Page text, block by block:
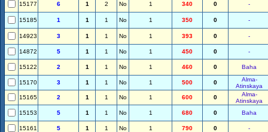
15177 6 1 2 No 1 340 0 -
15185 1 1 1 No 1 350 0 -
14923 3 1 1 No 1 393 0 -
14872 5 1 1 No 1 450 0 -
15122 2 1 1 No 1 460 0 Baha
15170 3 1 1 No 1 500 0
Alma-
Atinskaya
15165
2 1 1 No 1 600 0
Alma-
Atinskaya
15153
5 1 1 No 1 680 0 Baha
15161 5 1 1 No 1 790 0 -